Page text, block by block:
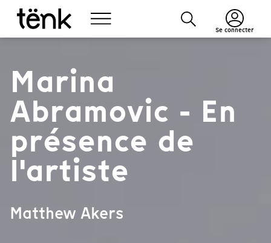
Se connecter
Marina
Abramovic - En
présence de
l'artiste
Matthew Akers